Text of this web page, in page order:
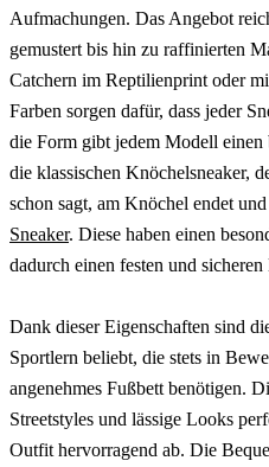
Aufmachungen. Das Angebot
gemustert bis hin zu raffinierten
Catchern im Reptilienprint oder
Farben sorgen dafür, dass jeder
die Form gibt jedem Modell einen
die klassischen Knöchelsneaker,
schon sagt, am Knöchel endet
Sneaker. Diese haben einen
dadurch einen festen und sicheren
Dank dieser Eigenschaften sind
Sportlern beliebt, die stets in
angenehmes Fußbett benötigen.
Streetstyles und lässige Looks
Outfit hervorragend ab. Die